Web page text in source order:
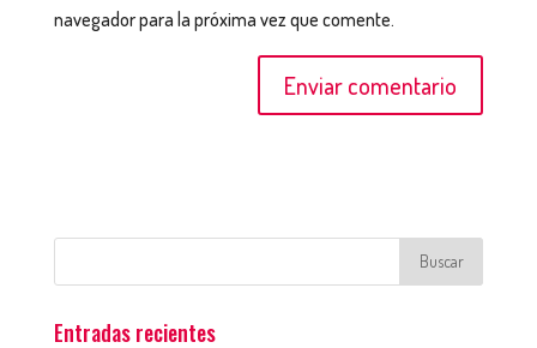
navegador para la próxima vez que comente.
Entradas recientes